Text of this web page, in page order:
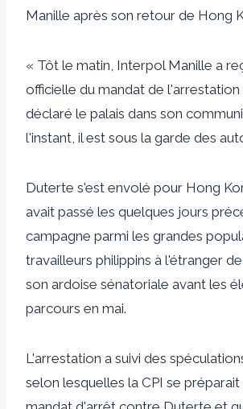
Manille après son retour de Hong
« Tôt le matin, Interpol Manille a
officielle du mandat de l'arrestation
déclaré le palais dans son
l'instant, il est sous la garde des
Duterte s'est envolé pour Hong
avait passé les quelques jours
campagne parmi les grandes
travailleurs philippins à l'étranger
son ardoise sénatoriale avant les
parcours en mai.
L'arrestation a suivi des
selon lesquelles la CPI se